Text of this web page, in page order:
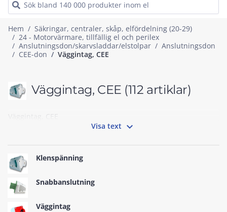
Hem
Säkringar, centraler, skåp, elfördelning (20-29)
24 - Motorvärmare, tillfällig el och perilex
Anslutningsdon/skarvsladdar/elstolpar
Anslutningsdon
CEE-don
Väggintag, CEE
Väggintag, CEE (112 artiklar)
Väggintag, CEE
Visa text 
Klenspänning
Snabbanslutning
Väggintag